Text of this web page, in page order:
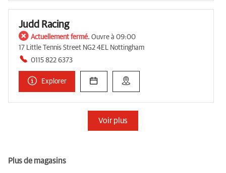
Judd Racing
Actuellement fermé. Ouvre à 09:00
17 Little Tennis Street NG2 4EL Nottingham
0115 822 6373
Explorer
Voir plus
Plus de magasins